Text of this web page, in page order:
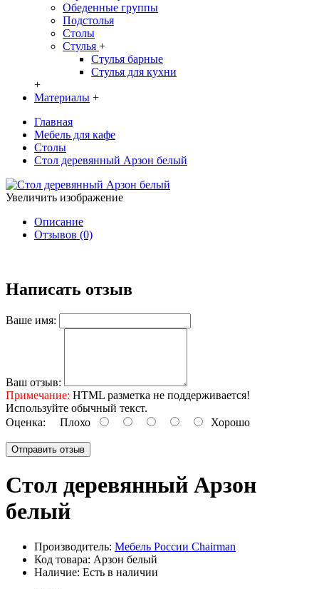
Обеденные группы
Подстолья
Столы
Стулья +
Стулья барные
Стулья для кухни
+
Материалы +
Главная
Мебель для кафе
Столы
Стол деревянный Арзон белый
Увеличить изображение
Описание
Отзывов (0)
Написать отзыв
Ваше имя:
Ваш отзыв:
Примечание: HTML разметка не поддерживается!
Используйте обычный текст.
Оценка: Плохо Хорошо
Отправить отзыв
Стол деревянный Арзон
белый
Производитель: Мебель России Chairman
Код товара: Арзон белый
Наличие: Есть в наличии